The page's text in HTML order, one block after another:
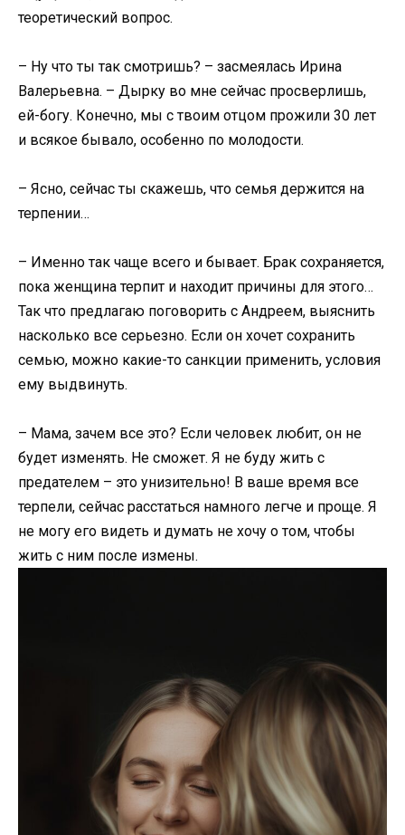
теоретический вопрос.
– Ну что ты так смотришь? – засмеялась Ирина
Валерьевна. – Дырку во мне сейчас просверлишь,
ей-богу. Конечно, мы с твоим отцом прожили 30 лет
и всякое бывало, особенно по молодости.
– Ясно, сейчас ты скажешь, что семья держится на
терпении…
– Именно так чаще всего и бывает. Брак сохраняется,
пока женщина терпит и находит причины для этого…
Так что предлагаю поговорить с Андреем, выяснить
насколько все серьезно. Если он хочет сохранить
семью, можно какие-то санкции применить, условия
ему выдвинуть.
– Мама, зачем все это? Если человек любит, он не
будет изменять. Не сможет. Я не буду жить с
предателем – это унизительно! В ваше время все
терпели, сейчас расстаться намного легче и проще. Я
не могу его видеть и думать не хочу о том, чтобы
жить с ним после измены.